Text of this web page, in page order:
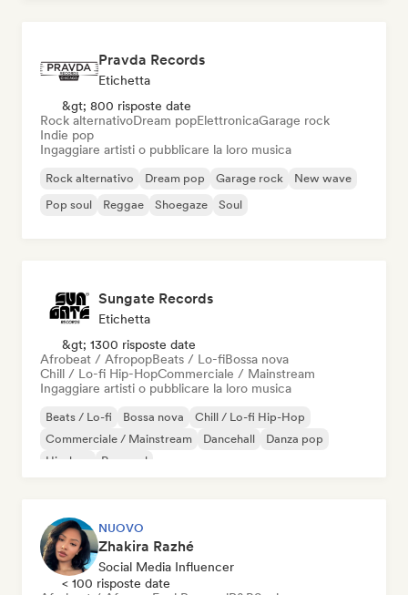
Pravda Records
Etichetta
&gt; 800 risposte date
Rock alternativoDream popElettronicaGarage rock
Indie pop
Ingaggiare artisti o pubblicare la loro musica
Rock alternativo Dream pop Garage rock
New wave
Pop soul
Reggae Shoegaze Soul
Sungate Records
Etichetta
&gt; 1300 risposte date
Afrobeat / AfropopBeats / Lo-fiBossa nova
Chill / Lo-fi Hip-HopCommerciale / Mainstream
Ingaggiare artisti o pubblicare la loro musica
Beats / Lo-fi Bossa nova
Chill / Lo-fi Hip-Hop
Commerciale / Mainstream
Dancehall
Danza pop
Hip-hop
Pop soul
NUOVO
Zhakira Razhé
Social Media Influencer
< 100 risposte date